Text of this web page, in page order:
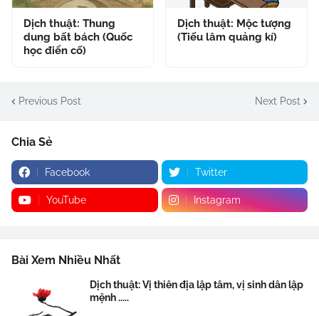
Dịch thuật: Thung
dung bất bách (Quốc
học điển cố)
Dịch thuật: Mộc tượng
(Tiếu lâm quảng kí)
Previous Post Next Post
Chia Sẻ
Facebook Twitter
YouTube Instagram
Bài Xem Nhiều Nhất
Dịch thuật: Vị thiên địa lập tâm, vị sinh dân lập
mệnh .....